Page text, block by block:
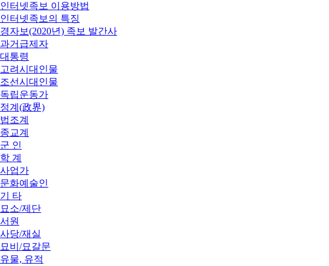
인터넷족보 이용방법
인터넷족보의 특징
경자보(2020년) 족보 발간사
과거급제자
대통령
고려시대인물
조선시대인물
독립운동가
정계(政界)
법조계
종교계
군 인
학 계
사업가
문화예술인
기 타
묘소/제단
서원
사당/재실
묘비/묘갈문
유물, 유적